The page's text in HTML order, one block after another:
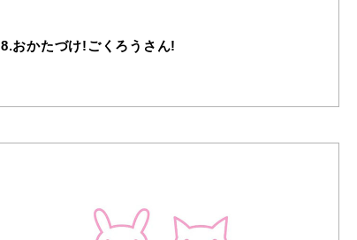
8.おかたづけ!ごくろうさん!